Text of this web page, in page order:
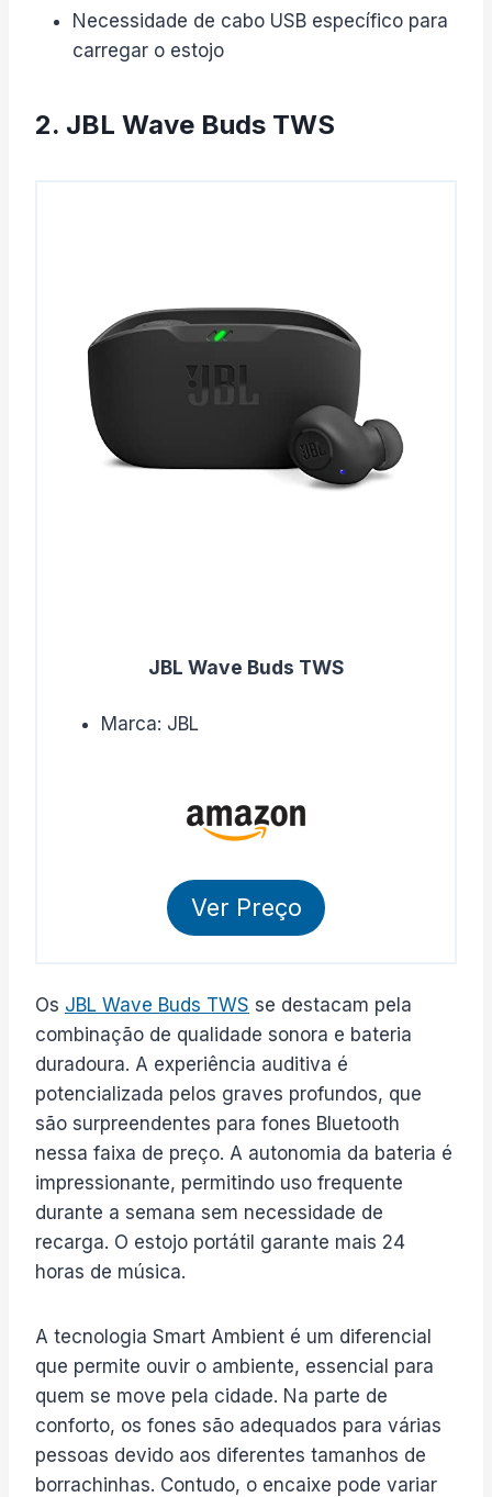
Necessidade de cabo USB específico para
carregar o estojo
2. JBL Wave Buds TWS
JBL Wave Buds TWS
Marca: JBL
Ver Preço
Os JBL Wave Buds TWS se destacam pela
combinação de qualidade sonora e bateria
duradoura. A experiência auditiva é
potencializada pelos graves profundos, que
são surpreendentes para fones Bluetooth
nessa faixa de preço. A autonomia da bateria é
impressionante, permitindo uso frequente
durante a semana sem necessidade de
recarga. O estojo portátil garante mais 24
horas de música.
A tecnologia Smart Ambient é um diferencial
que permite ouvir o ambiente, essencial para
quem se move pela cidade. Na parte de
conforto, os fones são adequados para várias
pessoas devido aos diferentes tamanhos de
borrachinhas. Contudo, o encaixe pode variar